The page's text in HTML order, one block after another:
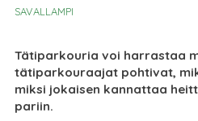
SAVALLAMPI
Tätiparkouria voi harrastaa
tätiparkouraajat pohtivat,
miksi jokaisen kannattaa
pariin.